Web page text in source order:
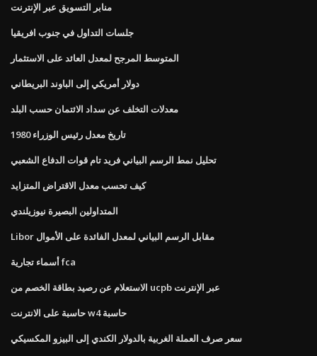
منابر التسويق عبر الإنترنت
جلسات التداول في جنوب افريقيا
المتوسط ​​المرجح لمعدل العائد على الاستثمار
دولار أمريكي إلى الباوند البريطاني
معدلات التخلف عن سداد الائتمان حسب البلد
تاريخ معدل رئيس الوزراء 1980
تحليل نمط الرسم البياني فريد تام قوات الدفاع الشعبي
كيف تحسب معدل الاقتراض المتزايد
المتداولين البصيرة نيوزيلندي
Libor مقابل الرسم البياني لمعدل الفائدة على الأموال
أسماء تجارية fca
الاستعلام عن رصيد بطاقة الخصم من ucpb عبر الإنترنت
حاسبة على الانترنت w4 حاسبة
سعر صرف العملة الغربية بالدولار الكندي إلى البيزو المكسيكي